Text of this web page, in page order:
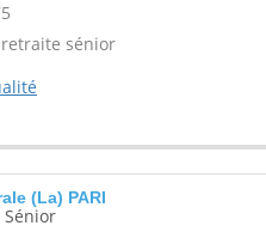
sénior
(La) PARI